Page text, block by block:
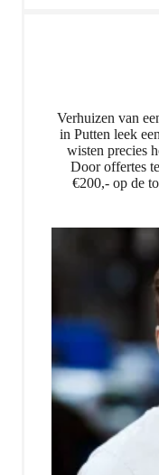
Verhuizen van
in Putten leek
wisten precies
Door offertes
€200,- op de